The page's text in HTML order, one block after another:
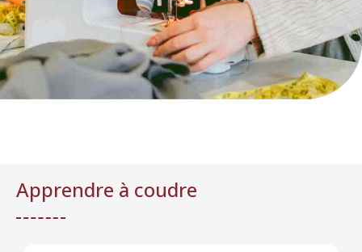
Apprendre à coudre